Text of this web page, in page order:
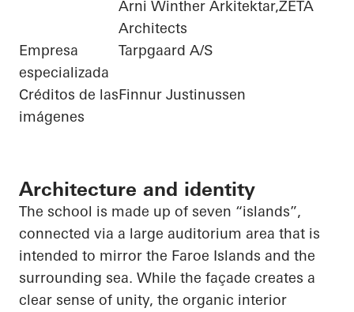
Árni Winther Arkitektar,ZETA
Architects
Empresa
especializada
Tarpgaard A/S
Créditos de las
imágenes
Finnur Justinussen
Architecture and identity
The school is made up of seven “islands”,
connected via a large auditorium area that is
intended to mirror the Faroe Islands and the
surrounding sea. While the façade creates a
clear sense of unity, the organic interior